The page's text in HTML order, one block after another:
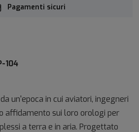
Pagamenti sicuri
104
un'epoca in cui aviatori, ingegneri
affidamento sui loro orologi per
a terra e in aria. Progettato